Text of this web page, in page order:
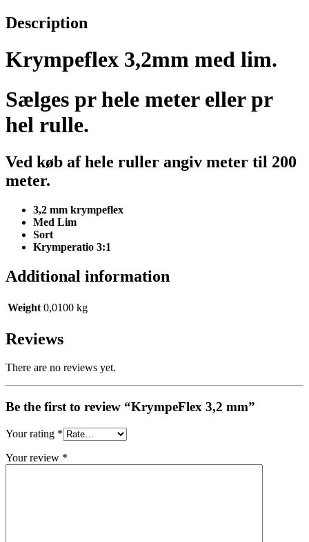
Description
Krympeflex 3,2mm med lim.
Sælges pr hele meter eller pr
hel rulle.
Ved køb af hele ruller angiv meter til 200
meter.
3,2 mm krympeflex
Med Lim
Sort
Krymperatio 3:1
Additional information
Weight 0,0100 kg
Reviews
There are no reviews yet.
Be the first to review “KrympeFlex 3,2 mm”
Your rating *
Your review *